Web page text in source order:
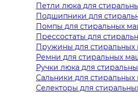
Петли люка для
Подшипники для
Помпы для стиральных
Прессостаты для
Пружины для
Ремни для стиральных
Ручки люка для
Сальники для
Селекторы для